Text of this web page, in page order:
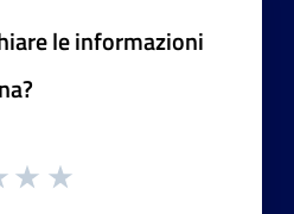
le informazioni